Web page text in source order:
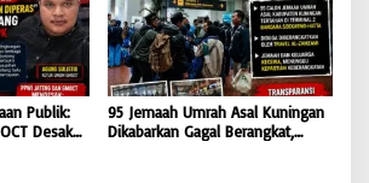
Publik:
Desak
95 Jemaah Umrah Asal Kuningan
Dikabarkan Gagal Berangkat,